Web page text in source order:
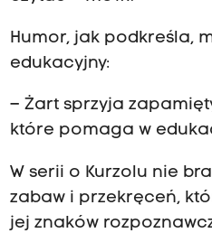
Humor, jak podkreśla,
edukacyjny:
– Żart sprzyja
które pomaga w
W serii o Kurzolu nie
zabaw i przekręceń,
jej znaków